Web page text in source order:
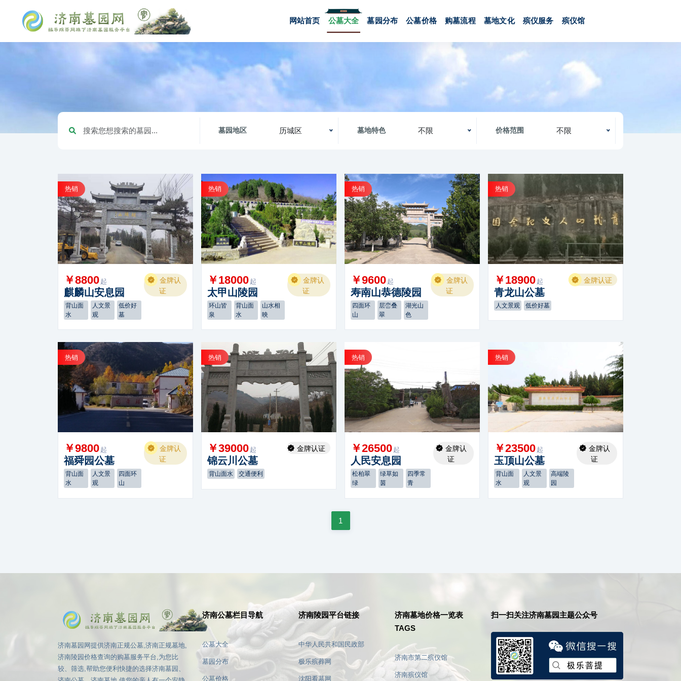
网站首页 公墓大全 墓园分布 公墓价格 购墓流程 墓地文化 殡仪服务 殡仪馆
墓园地区 历城区 墓地特色 不限 价格范围 不限
热销
￥8800 起
麒麟山安息园
背山面
水
人文景
观
低价好
墓
金牌认
证
热销
￥18000 起
太甲山陵园
环山皆
泉
背山面
水
山水相
映
金牌认
证
热销
￥9600 起
寿南山恭德陵园
四面环
山
层峦叠
翠
湖光山
色
金牌认
证
热销
￥18900 起
青龙山公墓
人文景观 低价好墓
金牌认证
热销
￥9800 起
福舜园公墓
背山面
水
人文景
观
四面环
山
金牌认
证
热销
￥39000 起
锦云川公墓
背山面水 交通便利
金牌认证
热销
￥26500 起
人民安息园
松柏翠
绿
绿草如
茵
四季常
青
金牌认
证
热销
￥23500 起
玉顶山公墓
背山面
水
人文景
观
高端陵
园
金牌认
证
1
济南墓园网提供济南正规公墓,济南正规墓地,
济南陵园价格查询的购墓服务平台,为您比
较、筛选,帮助您便利快捷的选择济南墓园、
济南公墓栏目导航
公墓大全
墓园分布
公墓价格
济南陵园平台链接
中华人民共和国民政部
极乐殡葬网
沈阳看墓网
济南墓地价格一览表
TAGS
济南市第二殡仪馆
济南殡仪馆
扫一扫关注济南墓园主题公众号